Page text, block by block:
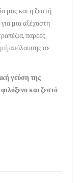
μας και η ζεστή
μια αξέχαστη
παρέες,
απόλαυσης σε
γεύση της
και ζεστό